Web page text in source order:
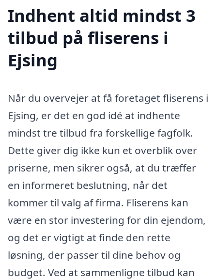
Indhent altid mindst 3
tilbud på fliserens i
Ejsing
Når du overvejer at få foretaget fliserens i
Ejsing, er det en god idé at indhente
mindst tre tilbud fra forskellige fagfolk.
Dette giver dig ikke kun et overblik over
priserne, men sikrer også, at du træffer
en informeret beslutning, når det
kommer til valg af firma. Fliserens kan
være en stor investering for din ejendom,
og det er vigtigt at finde den rette
løsning, der passer til dine behov og
budget. Ved at sammenligne tilbud kan